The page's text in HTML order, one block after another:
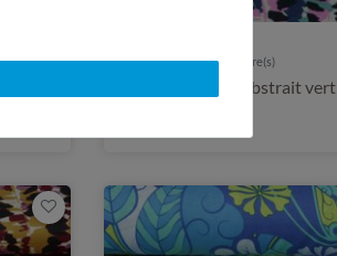
violet
0,5 mètre(s) | 12,00 € / mètre(s)
Coton-viscose - Abstrait vert